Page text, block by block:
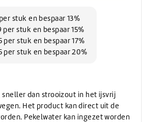
stuk en bespaar 13%
per stuk en bespaar 15%
per stuk en bespaar 17%
per stuk en bespaar 20%
dan strooizout in het ijsvrij
Het product kan direct uit de
Pekelwater kan ingezet worden